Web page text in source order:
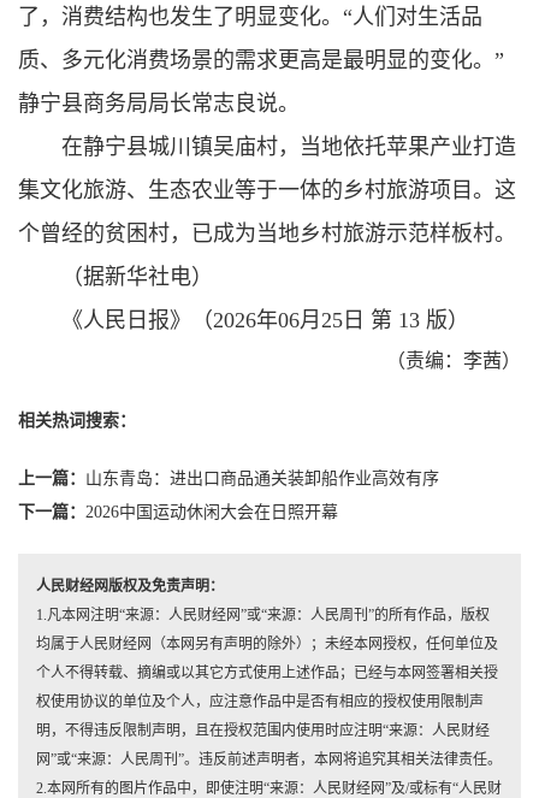
了，消费结构也发生了明显变化。“人们对生活品
质、多元化消费场景的需求更高是最明显的变化。”
静宁县商务局局长常志良说。
在静宁县城川镇吴庙村，当地依托苹果产业打造
集文化旅游、生态农业等于一体的乡村旅游项目。这
个曾经的贫困村，已成为当地乡村旅游示范样板村。
（据新华社电）
《人民日报》（2026年06月25日 第 13 版）
（责编：李茜）
相关热词搜索：
上一篇： 山东青岛：进出口商品通关装卸船作业高效有序
下一篇： 2026中国运动休闲大会在日照开幕
人民财经网版权及免责声明：
1.凡本网注明“来源：人民财经网”或“来源：人民周刊”的所有作品，版权
均属于人民财经网（本网另有声明的除外）；未经本网授权，任何单位及
个人不得转载、摘编或以其它方式使用上述作品；已经与本网签署相关授
权使用协议的单位及个人，应注意作品中是否有相应的授权使用限制声
明，不得违反限制声明，且在授权范围内使用时应注明“来源：人民财经
网”或“来源：人民周刊”。违反前述声明者，本网将追究其相关法律责任。
2.本网所有的图片作品中，即使注明“来源：人民财经网”及/或标有“人民财